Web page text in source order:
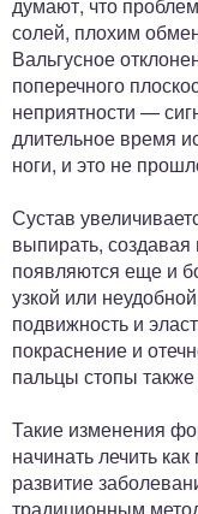
солей, плохим
Вальгусное
поперечного
неприятности —
длительное время
ноги, и это не
Сустав
выпирать, создавая
появляются еще и
узкой или
подвижность и
покраснение и
пальцы стопы
Такие изменения
начинать лечить
развитие